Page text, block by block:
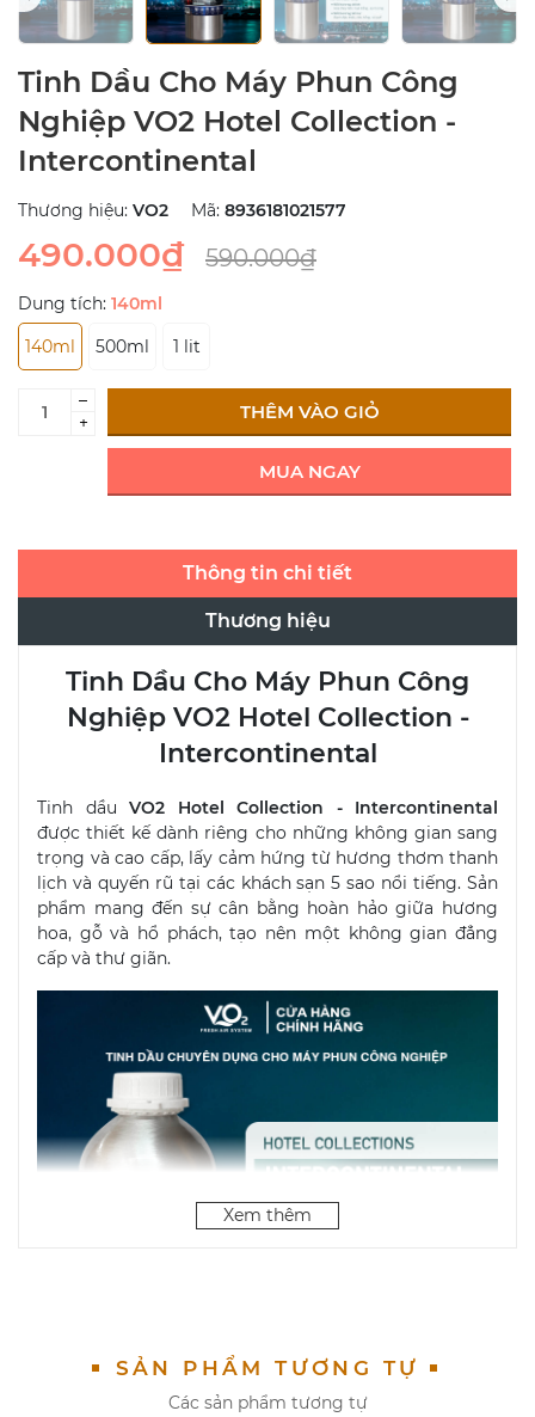
Tinh Dầu Cho Máy Phun Công
Nghiệp VO2 Hotel Collection -
Intercontinental
Thương hiệu: VO2 Mã: 8936181021577
490.000₫ 590.000₫
Dung tích: 140ml
140ml
500ml 1 lit
–
+
THÊM VÀO GIỎ
MUA NGAY
Thông tin chi tiết
Thương hiệu
Tinh Dầu Cho Máy Phun Công
Nghiệp VO2 Hotel Collection -
Intercontinental
Tinh dầu VO2 Hotel Collection - Intercontinental
được thiết kế dành riêng cho những không gian sang
trọng và cao cấp, lấy cảm hứng từ hương thơm thanh
lịch và quyến rũ tại các khách sạn 5 sao nổi tiếng. Sản
phẩm mang đến sự cân bằng hoàn hảo giữa hương
hoa, gỗ và hổ phách, tạo nên một không gian đẳng
cấp và thư giãn.
Xem thêm
SẢN PHẨM TƯƠNG TỰ
Các sản phẩm tương tự